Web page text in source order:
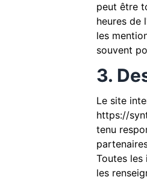
peut être
heures de
les
souvent
3.
Le site
https://
tenu
Toutes les
les